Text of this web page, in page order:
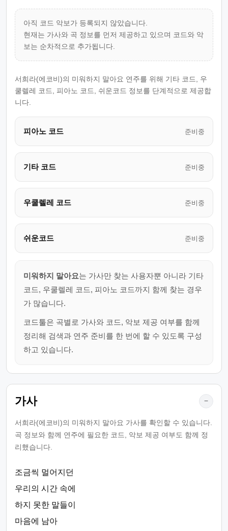
아직 코드 악보가 등록되지 않았습니다.
현재는 가사와 곡 정보를 먼저 제공하고 있으며 코드와 악
보는 순차적으로 추가됩니다.
서희라(에코비)의 미워하지 말아요 연주를 위해 기타 코드, 우
쿨렐레 코드, 피아노 코드, 쉬운코드 정보를 단계적으로 제공합
니다.
피아노 코드 준비중
기타 코드 준비중
우쿨렐레 코드 준비중
쉬운코드 준비중
미워하지 말아요는 가사만 찾는 사용자뿐 아니라 기타
코드, 우쿨렐레 코드, 피아노 코드까지 함께 찾는 경우
가 많습니다.
코드툴은 곡별로 가사와 코드, 악보 제공 여부를 함께
정리해 검색과 연주 준비를 한 번에 할 수 있도록 구성
하고 있습니다.
가사 −
서희라(에코비)의 미워하지 말아요 가사를 확인할 수 있습니다.
곡 정보와 함께 연주에 필요한 코드, 악보 제공 여부도 함께 정
리했습니다.
조금씩 멀어지던
우리의 시간 속에
하지 못한 말들이
마음에 남아